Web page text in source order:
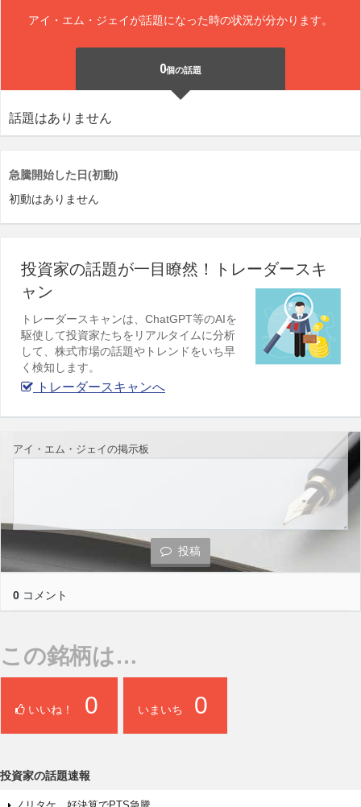
アイ・エム・ジェイが話題になった時の状況が分かります。
0個の話題
話題はありません
急騰開始した日(初動)
初動はありません
投資家の話題が一目瞭然！トレーダースキ
ャン
トレーダースキャンは、ChatGPT等のAIを
駆使して投資家たちをリアルタイムに分析
して、株式市場の話題やトレンドをいち早
く検知します。
トレーダースキャンへ
アイ・エム・ジェイの掲示板
投稿
0 コメント
この銘柄は…
いいね！ 0 いまいち 0
投資家の話題速報